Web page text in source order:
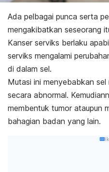
Ada pelbagai punca serta
mengakibatkan seseorang
Kanser serviks berlaku
serviks mengalami
di dalam sel.
Mutasi ini menyebabkan
secara abnormal.
membentuk tumor ataupun
bahagian badan yang lain.